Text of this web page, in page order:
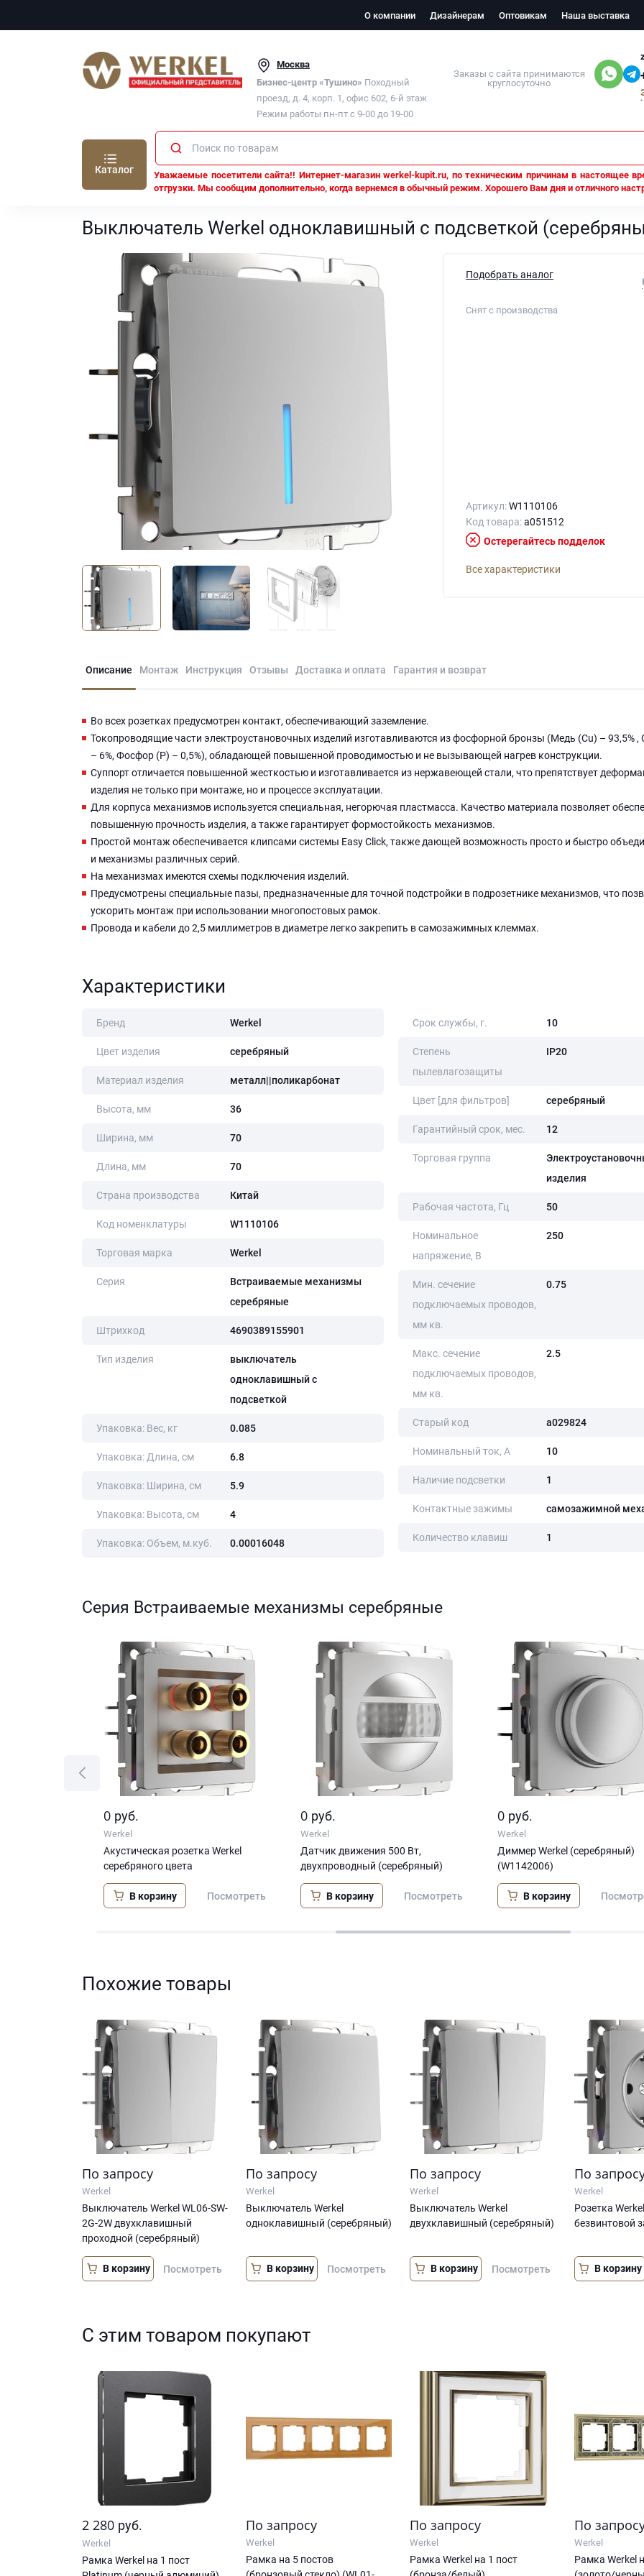
О компании Дизайнерам Оптовикам Наша выставка
Москва
Бизнес-центр «Тушино» Походный
проезд, д. 4, корп. 1, офис 602, 6-й этаж
Режим работы пн-пт с 9-00 до 19-00
Заказы с сайта принимаются
круглосуточно
Каталог
Уважаемые посетители сайта!! Интернет-магазин werkel-kupit.ru, по техническим причинам в настоящее
отгрузки. Мы сообщим дополнительно, когда вернемся в обычный режим. Хорошего Вам дня и отличного
Все механизмы Werkel Серебряный глянцевый Выключатель Werkel одноклавишный с подсветкой
Выключатель Werkel одноклавишный с подсветкой
Подобрать аналог
Снят с производства
Артикул:W1110106
Код товара:a051512
Остерегайтесь подделок
Все характеристики
Описание Монтаж Инструкция Отзывы Доставка и оплата Гарантия и возврат
Во всех розетках предусмотрен контакт, обеспечивающий заземление.
Токопроводящие части электроустановочных изделий изготавливаются из фосфорной бронзы (Медь (Cu) – 93,5% ,
– 6%, Фосфор (P) – 0,5%), обладающей повышенной проводимостью и не вызывающей нагрев конструкции.
Суппорт отличается повышенной жесткостью и изготавливается из нержавеющей стали, что препятствует
изделия не только при монтаже, но и процессе эксплуатации.
Для корпуса механизмов используется специальная, негорючая пластмасса. Качество материала позволяет
повышенную прочность изделия, а также гарантирует формостойкость механизмов.
Простой монтаж обеспечивается клипсами системы Easy Click, также дающей возможность просто и быстро
и механизмы различных серий.
На механизмах имеются схемы подключения изделий.
Предусмотрены специальные пазы, предназначенные для точной подстройки в подрозетнике механизмов, что
ускорить монтаж при использовании многопостовых рамок.
Провода и кабели до 2,5 миллиметров в диаметре легко закрепить в самозажимных клеммах.
Характеристики
Бренд Werkel
Цвет изделия серебряный
Материал изделия металл||поликарбонат
Высота, мм 36
Ширина, мм 70
Длина, мм 70
Страна производства Китай
Код номенклатуры W1110106
Торговая марка Werkel
Серия
Встраиваемые механизмы
серебряные
Штрихкод 4690389155901
Тип изделия
выключатель
одноклавишный с
подсветкой
Упаковка: Вес, кг 0.085
Упаковка: Длина, cм 6.8
Упаковка: Ширина, cм 5.9
Упаковка: Высота, cм 4
Упаковка: Объем, м.куб. 0.00016048
Срок службы, г. 10
Степень
пылевлагозащиты
IP20
Цвет [для фильтров] серебряный
Гарантийный срок, мес. 12
Торговая группа
изделия
Рабочая частота, Гц 50
Номинальное
напряжение, В
250
Мин. сечение
подключаемых проводов,
мм кв.
0.75
Макс. сечение
подключаемых проводов,
мм кв.
2.5
Старый код a029824
Номинальный ток, А 10
Наличие подсветки 1
Контактные зажимы самозажимной
Количество клавиш 1
Серия Встраиваемые механизмы серебряные
0 руб.
Werkel
Акустическая розетка Werkel
серебряного цвета
В корзину Посмотреть
0 руб.
Werkel
Датчик движения 500 Вт,
двухпроводный (серебряный)
В корзину Посмотреть
0 руб.
Werkel
Диммер Werkel (серебряный)
(W1142006)
В корзину
Похожие товары
По запросу
Werkel
Выключатель Werkel WL06-SW-
2G-2W двухклавишный
проходной (серебряный)
В корзину Посмотреть
По запросу
Werkel
Выключатель Werkel
одноклавишный (серебряный)
В корзину Посмотреть
По запросу
Werkel
Выключатель Werkel
двухклавишный (серебряный)
В корзину Посмотреть
По
Werkel
Розетка
безвинтовой
В корзину
С этим товаром покупают
2 280 руб.
Werkel
Рамка Werkel на 1 пост
По запросу
Werkel
Рамка на 5 постов
По запросу
Werkel
Рамка Werkel на 1 пост
По
Werkel
Рамка Werkel